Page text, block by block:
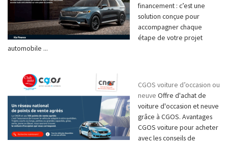
financement : c’est une
solution conçue pour
accompagner chaque
étape de votre projet
automobile ...
CGOS voiture d’occasion ou
neuve Offre d'achat de
voiture d'occasion et neuve
grâce à CGOS. Avantages
CGOS voiture pour acheter
avec les conseils de